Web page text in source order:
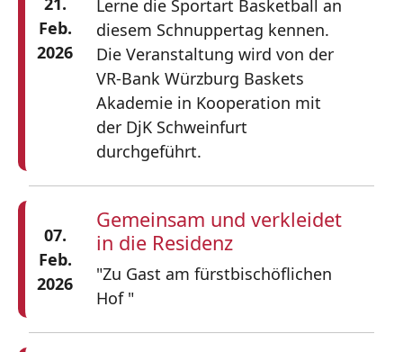
Feb.
2026
Lerne die Sportart Basketball an
diesem Schnuppertag kennen.
Die Veranstaltung wird von der
VR-Bank Würzburg Baskets
Akademie in Kooperation mit
der DjK Schweinfurt
durchgeführt.
07.
Feb.
2026
Gemeinsam und verkleidet
in die Residenz
"Zu Gast am fürstbischöflichen
Hof "